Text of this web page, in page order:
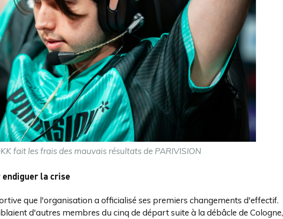
fait les frais des mauvais résultats de PARIVISION
la crise
que l'organisation a officialisé ses premiers changements d'effectif.
d'autres membres du cinq de départ suite à la débâcle de Cologne,